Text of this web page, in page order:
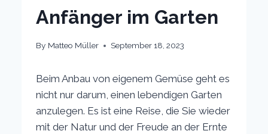
Anfänger im Garten
By Matteo Müller September 18, 2023
Beim Anbau von eigenem Gemüse geht es
nicht nur darum, einen lebendigen Garten
anzulegen. Es ist eine Reise, die Sie wieder
mit der Natur und der Freude an der Ernte